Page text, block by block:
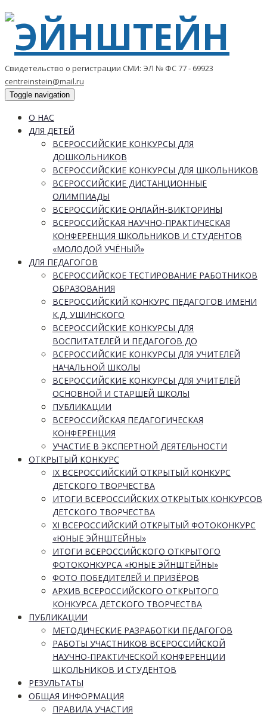
Свидетельство о регистрации СМИ: ЭЛ № ФС 77 - 69923
centreinstein@mail.ru
Toggle navigation
О НАС
ДЛЯ ДЕТЕЙ
ВСЕРОССИЙСКИЕ КОНКУРСЫ ДЛЯ
ДОШКОЛЬНИКОВ
ВСЕРОССИЙСКИЕ КОНКУРСЫ ДЛЯ ШКОЛЬНИКОВ
ВСЕРОССИЙСКИЕ ДИСТАНЦИОННЫЕ
ОЛИМПИАДЫ
ВСЕРОССИЙСКИЕ ОНЛАЙН-ВИКТОРИНЫ
ВСЕРОССИЙСКАЯ НАУЧНО-ПРАКТИЧЕСКАЯ
КОНФЕРЕНЦИЯ ШКОЛЬНИКОВ И СТУДЕНТОВ
«МОЛОДОЙ УЧЁНЫЙ»
ДЛЯ ПЕДАГОГОВ
ВСЕРОССИЙСКОЕ ТЕСТИРОВАНИЕ РАБОТНИКОВ
ОБРАЗОВАНИЯ
ВСЕРОССИЙСКИЙ КОНКУРС ПЕДАГОГОВ ИМЕНИ
К.Д. УШИНСКОГО
ВСЕРОССИЙСКИЕ КОНКУРСЫ ДЛЯ
ВОСПИТАТЕЛЕЙ И ПЕДАГОГОВ ДО
ВСЕРОССИЙСКИЕ КОНКУРСЫ ДЛЯ УЧИТЕЛЕЙ
НАЧАЛЬНОЙ ШКОЛЫ
ВСЕРОССИЙСКИЕ КОНКУРСЫ ДЛЯ УЧИТЕЛЕЙ
ОСНОВНОЙ И СТАРШЕЙ ШКОЛЫ
ПУБЛИКАЦИИ
ВСЕРОССИЙСКАЯ ПЕДАГОГИЧЕСКАЯ
КОНФЕРЕНЦИЯ
УЧАСТИЕ В ЭКСПЕРТНОЙ ДЕЯТЕЛЬНОСТИ
ОТКРЫТЫЙ КОНКУРС
IX ВСЕРОССИЙСКИЙ ОТКРЫТЫЙ КОНКУРС
ДЕТСКОГО ТВОРЧЕСТВА
ИТОГИ ВСЕРОССИЙСКИХ ОТКРЫТЫХ КОНКУРСОВ
ДЕТСКОГО ТВОРЧЕСТВА
XI ВСЕРОССИЙСКИЙ ОТКРЫТЫЙ ФОТОКОНКУРС
«ЮНЫЕ ЭЙНШТЕЙНЫ»
ИТОГИ ВСЕРОССИЙСКОГО ОТКРЫТОГО
ФОТОКОНКУРСА «ЮНЫЕ ЭЙНШТЕЙНЫ»
ФОТО ПОБЕДИТЕЛЕЙ И ПРИЗЁРОВ
АРХИВ ВСЕРОССИЙСКОГО ОТКРЫТОГО
КОНКУРСА ДЕТСКОГО ТВОРЧЕСТВА
ПУБЛИКАЦИИ
МЕТОДИЧЕСКИЕ РАЗРАБОТКИ ПЕДАГОГОВ
РАБОТЫ УЧАСТНИКОВ ВСЕРОССИЙСКОЙ
НАУЧНО-ПРАКТИЧЕСКОЙ КОНФЕРЕНЦИИ
ШКОЛЬНИКОВ И СТУДЕНТОВ
РЕЗУЛЬТАТЫ
ОБЩАЯ ИНФОРМАЦИЯ
ПРАВИЛА УЧАСТИЯ